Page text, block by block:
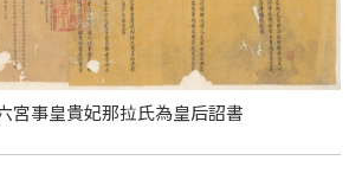
宮事皇貴妃那拉氏為皇后詔書